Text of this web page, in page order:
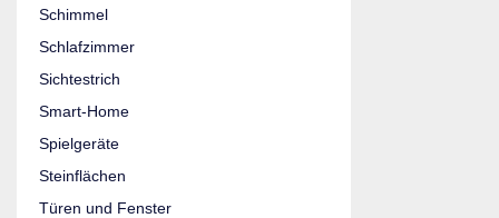
Schimmel
Schlafzimmer
Sichtestrich
Smart-Home
Spielgeräte
Steinflächen
Türen und Fenster